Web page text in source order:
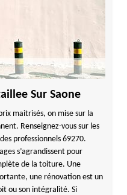
Sur Saone
maitrisés, on mise sur la
Renseignez-vous sur les
professionnels 69270.
s’agrandissent pour
de la toiture. Une
une rénovation est un
ou son intégralité. Si